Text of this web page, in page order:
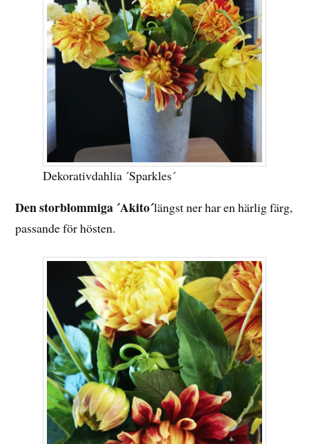
Dekorativdahlia ´Sparkles´
Den storblommiga ´Akito´längst ner har en härlig färg,
passande för hösten.